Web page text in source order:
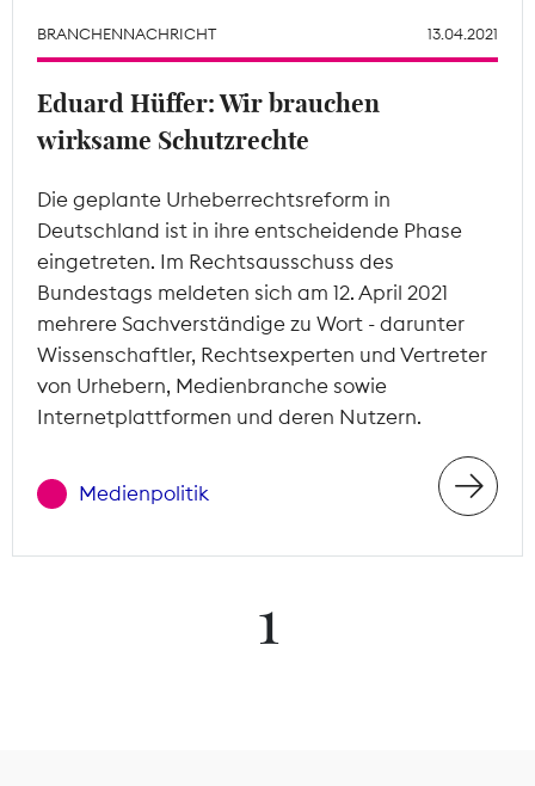
Mitgliederbereich
BRANCHENNACHRICHT 13.04.2021
Eduard Hüffer: Wir brauchen
wirksame Schutzrechte
Die geplante Urheberrechtsreform in
Deutschland ist in ihre entscheidende Phase
eingetreten. Im Rechtsausschuss des
Bundestags meldeten sich am 12. April 2021
mehrere Sachverständige zu Wort - darunter
Wissenschaftler, Rechtsexperten und Vertreter
von Urhebern, Medienbranche sowie
Internetplattformen und deren Nutzern.
Medienpolitik
1